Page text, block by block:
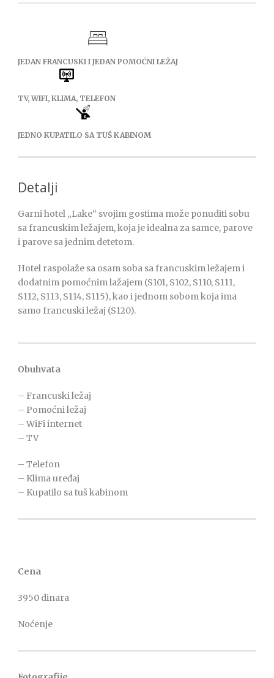
JEDAN FRANCUSKI I JEDAN POMOĆNI LEŽAJ
TV, WIFI, KLIMA, TELEFON
JEDNO KUPATILO SA TUŠ KABINOM
Detalji
Garni hotel „Lake“ svojim gostima može ponuditi sobu
sa francuskim ležajem, koja je idealna za samce, parove
i parove sa jednim detetom.
Hotel raspolaže sa osam soba sa francuskim ležajem i
dodatnim pomoćnim lažajem (S101, S102, S110, S111,
S112, S113, S114, S115), kao i jednom sobom koja ima
samo francuski ležaj (S120).
Obuhvata
– Francuski ležaj
– Pomoćni ležaj
– WiFi internet
– TV
– Telefon
– Klima uređaj
– Kupatilo sa tuš kabinom
Cena
3950 dinara
Noćenje